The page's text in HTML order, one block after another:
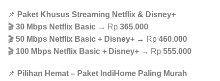
📌 Paket Khusus Streaming Netflix & Disney+
🎬 30 Mbps Netflix Basic → Rp 365.000
🎬 50 Mbps Netflix Basic + Disney+ → Rp 460.000
🎬 100 Mbps Netflix Basic + Disney+ → Rp 555.000
📌 Pilihan Hemat – Paket IndiHome Paling Murah